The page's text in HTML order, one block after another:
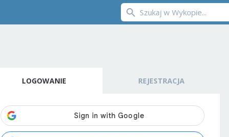
LOGOWANIE REJESTRACJA